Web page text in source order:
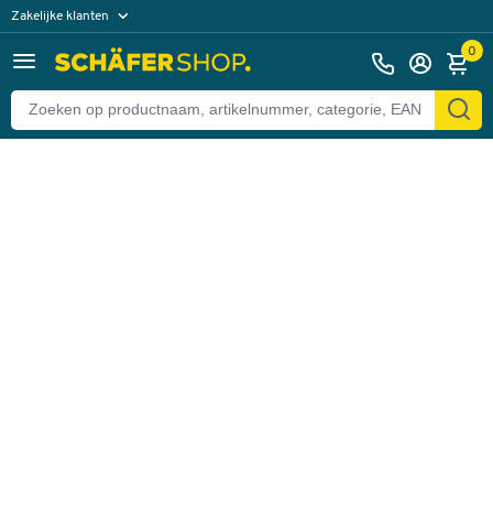
Zakelijke klanten
Particuliere klanten 0
Terug